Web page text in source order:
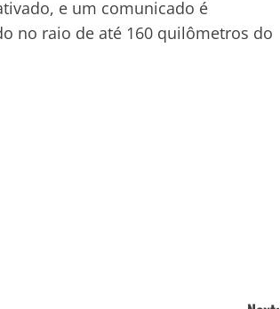
e um comunicado é
no raio de até 160 quilômetros do